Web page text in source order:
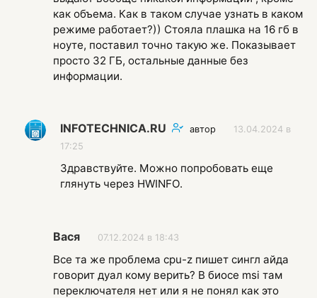
как объема. Как в таком случае узнать в каком
режиме работает?)) Стояла плашка на 16 гб в
ноуте, поставил точно такую же. Показывает
просто 32 ГБ, остальные данные без
информации.
INFOTECHNICA.RU автор
13.04.2024 в
17:25
Здравствуйте. Можно попробовать еще
глянуть через HWINFO.
Вася 07.12.2024 в 18:43
Все та же проблема cpu-z пишет сингл айда
говорит дуал кому верить? В биосе msi там
переключателя нет или я не понял как это